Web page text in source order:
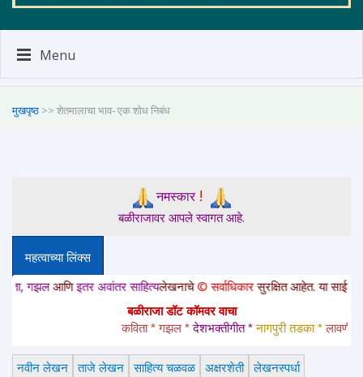
Menu
मुखपृष्ठ >> शेतमालाचा भाव- एक शोध निबंध
नमस्कार!
बळीराजावर आपले स्वागत आहे.
महत्वाच्या लिंक्स
आणिइतर अवांतर साहित्यलेखनाचे© सर्वाधिकारसुरक्षित आहेत. या साईटवरचे साहित्य
बळीराजा डॉट कॉमवर वाचा
कविता * गझल * देशभक्तीगीत * नागपुरी तडका * लावणी *
नवीन लेखन ताजे लेखन साहित्य चळवळ अक्षरशेती लेखनस्पर्धा